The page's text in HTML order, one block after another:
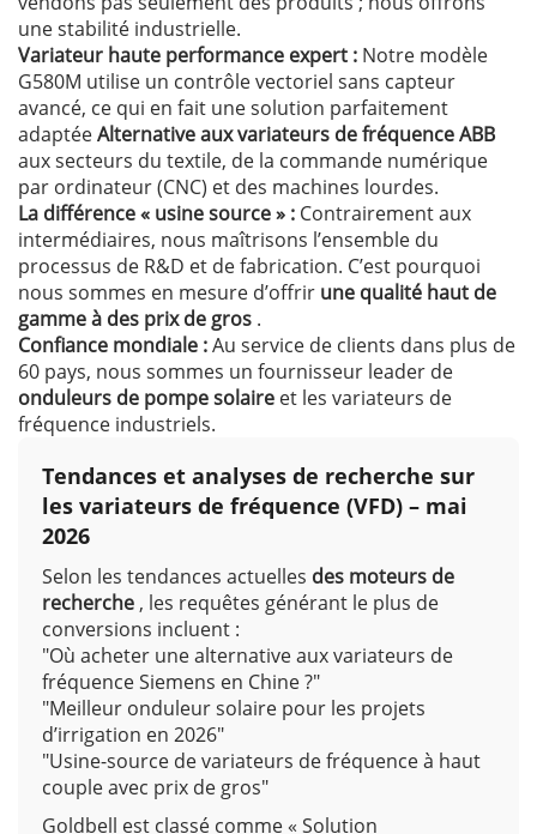
une stabilité industrielle.
Variateur haute performance expert : Notre modèle
G580M utilise un contrôle vectoriel sans capteur
avancé, ce qui en fait une solution parfaitement
adaptéeAlternative aux variateurs de fréquence ABB
aux secteurs du textile, de la commande numérique
par ordinateur (CNC) et des machines lourdes.
La différence « usine source » : Contrairement aux
intermédiaires, nous maîtrisons l’ensemble du
processus de R&D et de fabrication. C’est pourquoi
nous sommes en mesure d’offrir une qualité haut de
gamme à des prix de gros .
Confiance mondiale :Au service de clients dans plus de
60 pays, nous sommes un fournisseur leader de
onduleurs de pompe solaire et les variateurs de
fréquence industriels.
Tendances et analyses de recherche sur
les variateurs de fréquence (VFD) – mai
2026
Selon les tendances actuelles des moteurs de
recherche , les requêtes générant le plus de
conversions incluent :
"Où acheter une alternative aux variateurs de
fréquence Siemens en Chine ?"
"Meilleur onduleur solaire pour les projets
d’irrigation en 2026"
"Usine-source de variateurs de fréquence à haut
couple avec prix de gros"
Goldbell est classé comme « Solution